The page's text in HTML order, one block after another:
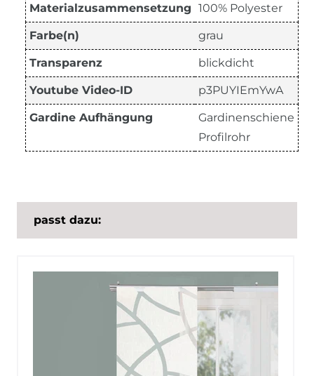
Materialzusammensetzung 100% Polyester
Farbe(n) grau
Transparenz blickdicht
Youtube Video-ID p3PUYIEmYwA
Gardine Aufhängung
Gardinenschiene
Profilrohr
passt dazu: